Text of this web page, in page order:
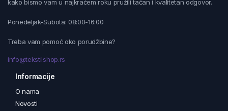
kako bismo vam u najkraćem roku pružili tačan i kvalitetan odgovor.
Ponedeljak-Subota: 08:00-16:00
Treba vam pomoć oko porudžbine?
info@tekstilshop.rs
Informacije
O nama
Novosti